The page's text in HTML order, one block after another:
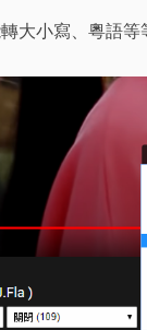
大小寫、粵語等